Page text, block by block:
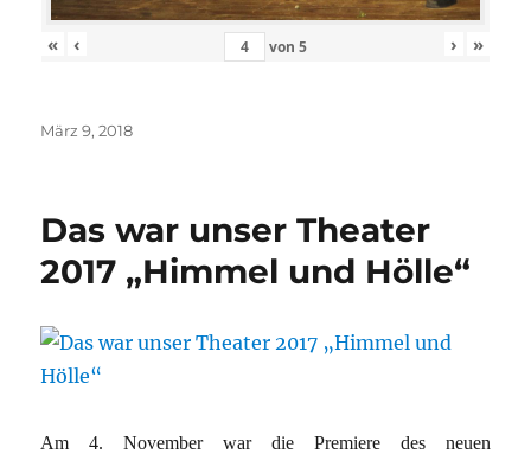
« ‹ von 5 › »
Veröffentlicht
März 9, 2018
Das war unser Theater
2017 „Himmel und Hölle“
Am 4. November war die Premiere des neuen